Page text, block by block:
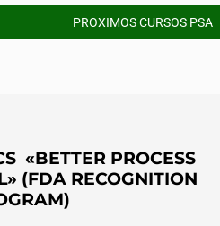
PROXIMOS CURSOS PSA
«BETTER PROCESS
(FDA RECOGNITION